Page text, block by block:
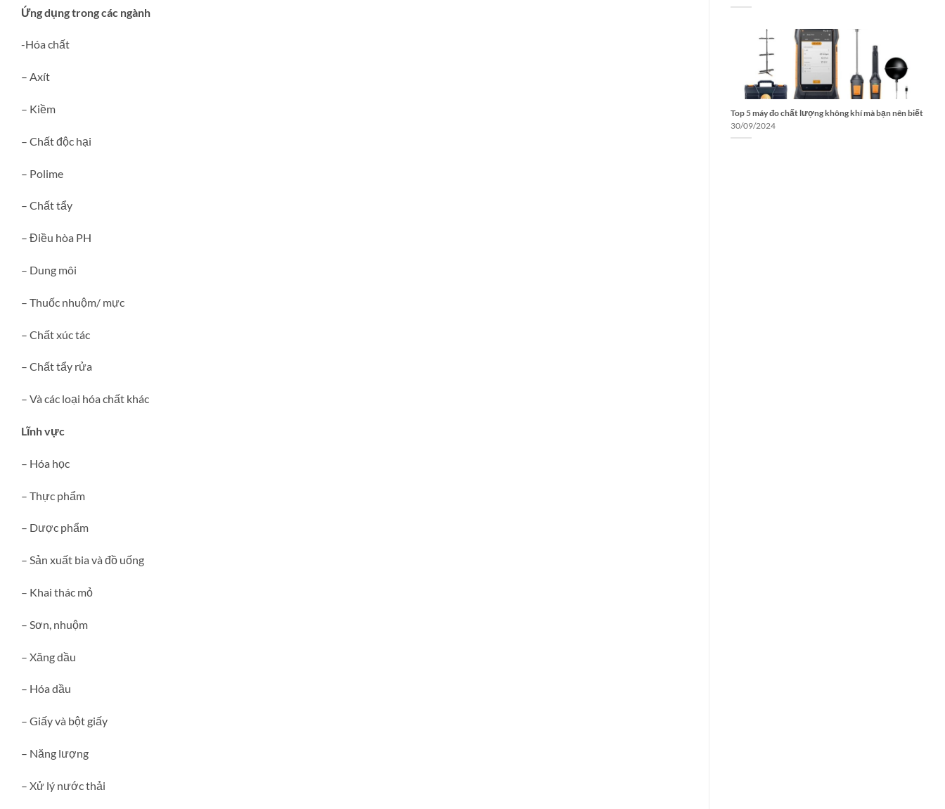
Ứng dụng trong các ngành
-Hóa chất
– Axít
– Kiềm
– Chất độc hại
– Polime
– Chất tẩy
– Điều hòa PH
– Dung môi
– Thuốc nhuộm/ mực
– Chất xúc tác
– Chất tẩy rửa
– Và các loại hóa chất khác
Lĩnh vực
– Hóa học
– Thực phẩm
– Dược phẩm
– Sản xuất bia và đồ uống
– Khai thác mỏ
– Sơn, nhuộm
– Xăng dầu
– Hóa dầu
– Giấy và bột giấy
– Năng lượng
– Xử lý nước thải
Top 5 máy đo chất lượng không khí mà bạn nên biết
30/09/2024